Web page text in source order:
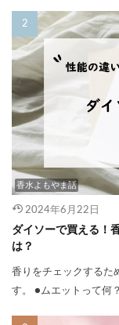
香水よもやま話
2024年6月22日
ダイソーで買える！
は？
香りをチェックするた
す。 ●ムエットって何